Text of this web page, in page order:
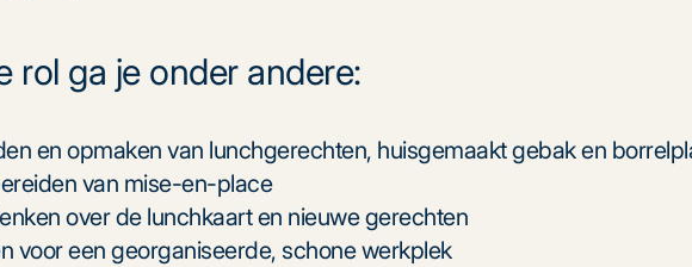
rol ga je onder andere:
en opmaken van lunchgerechten, huisgemaakt gebak en
van mise-en-place
over de lunchkaart en nieuwe gerechten
voor een georganiseerde, schone werkplek